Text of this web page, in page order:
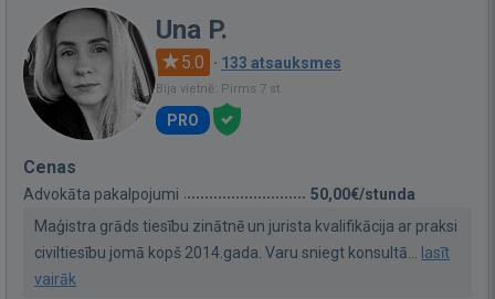
Una P.
5.0 · 133 atsauksmes
Bija vietnē: Pirms 7 st.
PRO
Cenas
Advokāta pakalpojumi
50,00€/stunda
Maģistra grāds tiesību zinātnē un jurista kvalifikācija ar praksi
civiltiesību jomā kopš 2014.gada. Varu sniegt konsultā... lasīt
vairāk